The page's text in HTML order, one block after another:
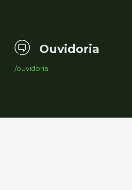
Ouvidoria
/ouvidoria